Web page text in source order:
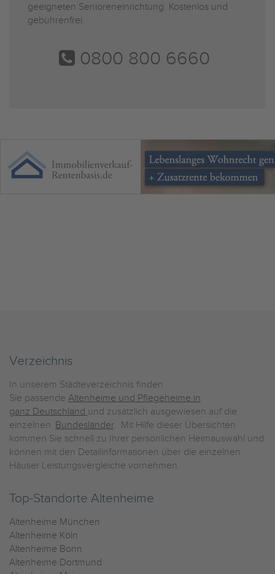
geeigneten Senioreneinrichtung. Kostenlos und
gebührenfrei.
0800 800 6660
Verzeichnis
In unserem Städteverzeichnis finden
Sie passende Altenheime und Pflegeheime in
ganz Deutschland und zusätzlich ausgewiesen auf die
einzelnen Bundesländer. Mit Hilfe dieser Übersichten
kommen Sie schnell zu Ihrer persönlichen Heimauswahl und
können mit den Detailinformationen über die einzelnen
Häuser Leistungsvergleiche vornehmen.
Top-Standorte Altenheime
Altenheime München
Altenheime Köln
Altenheime Bonn
Altenheime Dortmund